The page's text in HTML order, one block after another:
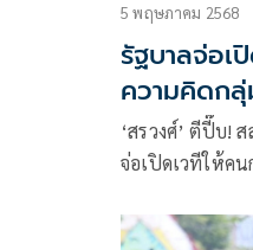
5 พฤษภาคม 2568
รัฐบาลจ่อเ
ความคิดกลุ่
กม.
‘สรวงศ์’ ตีปี๊บ!
จ่อเปิดเวทีให้ค